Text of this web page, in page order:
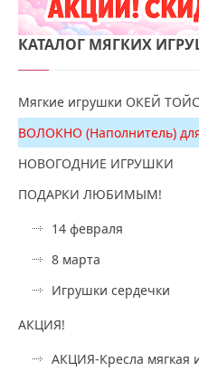
КАТАЛОГ МЯГКИХ
Мягкие игрушки ОКЕЙ ТОЙС
ВОЛОКНО (Наполнитель)
НОВОГОДНИЕ ИГРУШКИ
ПОДАРКИ ЛЮБИМЫМ!
14 февраля
8 марта
Игрушки сердечки
АКЦИЯ!
АКЦИЯ-Кресла мягкая